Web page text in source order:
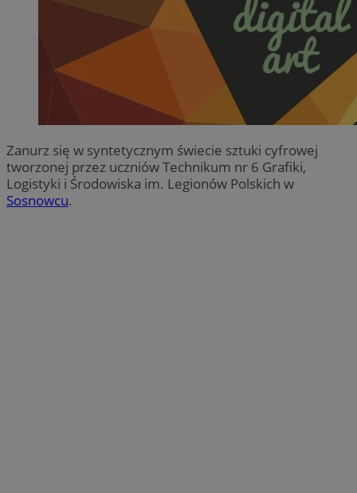
Zanurz się w syntetycznym świecie sztuki cyfrowej
tworzonej przez uczniów Technikum nr 6 Grafiki,
Logistyki i Środowiska im. Legionów Polskich w
Sosnowcu.